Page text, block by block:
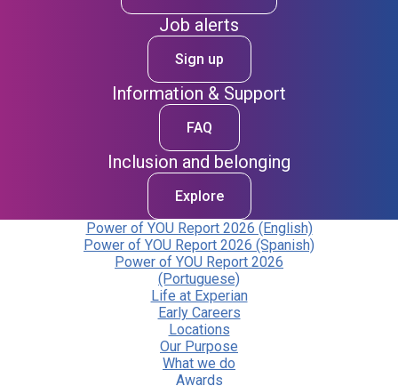
Job alerts
Sign up
Information & Support
FAQ
Inclusion and belonging
Explore
Power of YOU Report 2026 (English)
Power of YOU Report 2026 (Spanish)
Power of YOU Report 2026
(Portuguese)
Life at Experian
Early Careers
Locations
Our Purpose
What we do
Awards